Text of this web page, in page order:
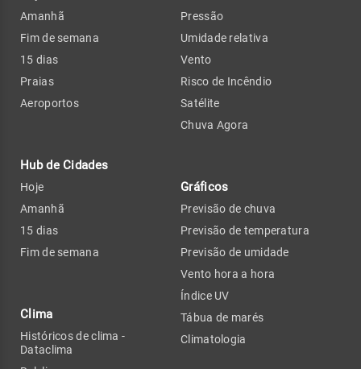
Amanhã
Fim de semana
15 dias
Praias
Aeroportos
Hub de Cidades
Hoje
Amanhã
15 dias
Fim de semana
Clima
Históricos de clima -
Dataclima
Pressão
Umidade relativa
Vento
Risco de Incêndio
Satélite
Chuva Agora
Gráficos
Previsão de chuva
Previsão de temperatura
Previsão de umidade
Vento hora a hora
Índice UV
Tábua de marés
Climatologia